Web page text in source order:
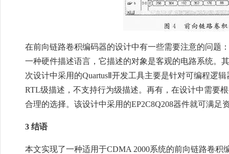
在前向链路卷积编码器的设计中有一些需要注意的问题
一种硬件描述语言，它描述的对象是客观的电路系统。
次设计中采用的QuartusⅡ开发工具主要是针对可编程逻
RTL级描述，不支持行为级描述。再有，在设计中需要
合理的选择。该设计中采用的EP2C8Q208器件就可满足
3 结语
本文实现了一种适用于CDMA 2000系统的前向链路卷